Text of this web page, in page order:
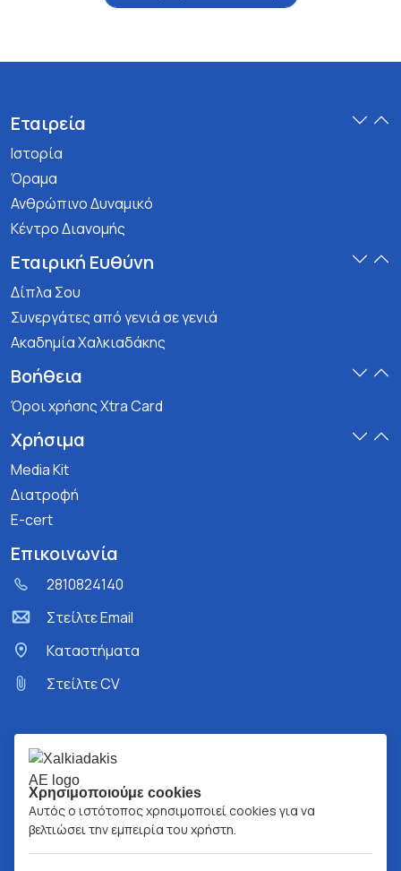
Εταιρεία
Ιστορία
Όραμα
Ανθρώπινο Δυναμικό
Κέντρο Διανομής
Εταιρική Ευθύνη
Δίπλα Σου
Συνεργάτες από γενιά σε γενιά
Ακαδημία Χαλκιαδάκης
Βοήθεια
Όροι χρήσης Xtra Card
Χρήσιμα
Media Kit
Διατροφή
E-cert
Επικοινωνία
2810824140
Στείλτε Email
Kαταστήματα
Στείλτε CV
Χρησιμοποιούμε cookies
Αυτός ο ιστότοπος χρησιμοποιεί cookies για να
βελτιώσει την εμπειρία του χρήστη.